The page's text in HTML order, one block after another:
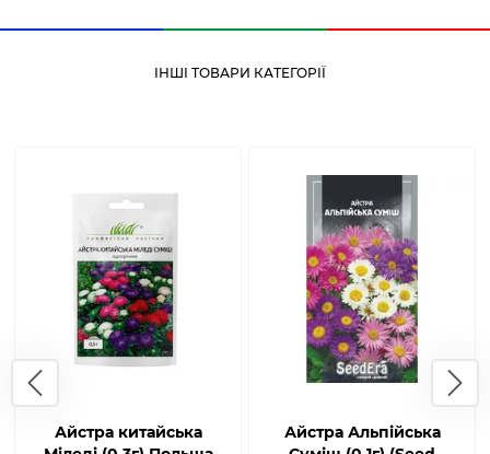
ІНШІ ТОВАРИ КАТЕГОРІЇ
Айстра китайська
Айстра Альпійська